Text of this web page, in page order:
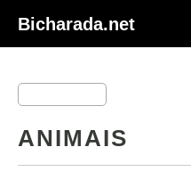
Bicharada.net
ANIMAIS